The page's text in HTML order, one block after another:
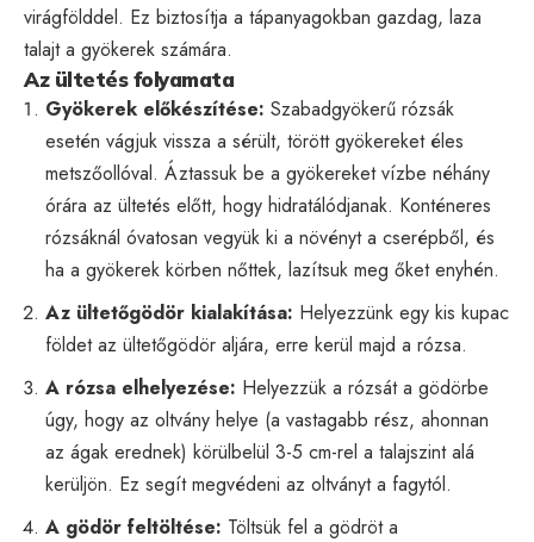
virágfölddel. Ez biztosítja a tápanyagokban gazdag, laza
talajt a gyökerek számára.
Az ültetés folyamata
Gyökerek előkészítése: Szabadgyökerű rózsák
esetén vágjuk vissza a sérült, törött gyökereket éles
metszőollóval. Áztassuk be a gyökereket vízbe néhány
órára az ültetés előtt, hogy hidratálódjanak. Konténeres
rózsáknál óvatosan vegyük ki a növényt a cserépből, és
ha a gyökerek körben nőttek, lazítsuk meg őket enyhén.
Az ültetőgödör kialakítása: Helyezzünk egy kis kupac
földet az ültetőgödör aljára, erre kerül majd a rózsa.
A rózsa elhelyezése: Helyezzük a rózsát a gödörbe
úgy, hogy az oltvány helye (a vastagabb rész, ahonnan
az ágak erednek) körülbelül 3-5 cm-rel a talajszint alá
kerüljön. Ez segít megvédeni az oltványt a fagytól.
A gödör feltöltése: Töltsük fel a gödröt a